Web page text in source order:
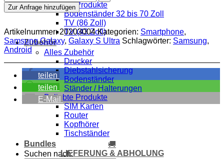
Beliebte Produkte
Bodenständer 32 bis 70 Zoll
TV (86 Zoll)
TV (43 Zoll)
Zubehör
Alles Zubehör
Drucker
Diebstahlsicherung
Bodenständer
Ständer / Halterungen
Beliebte Produkte
SIM Karten
Router
Kopfhörer
Tischständer
Bundles
Suchen nach:
Zur Anfrage hinzufügen
Artikelnummer:20203004 Kategorien: Smartphone,
Samsung Galaxy, Galaxy S Ultra Schlagwörter: Samsung,
Android
teilen
teilen
E-Mail
🚚
LIEFERUNG & ABHOLUNG